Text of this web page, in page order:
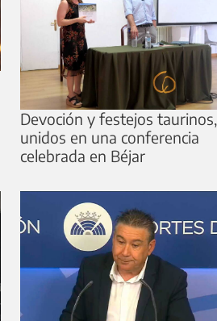
Devoción y festejos taurinos,
unidos en una conferencia
celebrada en Béjar